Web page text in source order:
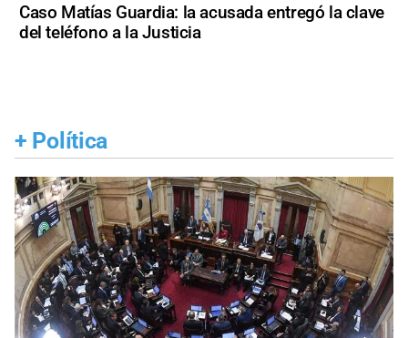
Caso Matías Guardia: la acusada entregó la clave
del teléfono a la Justicia
+ Política